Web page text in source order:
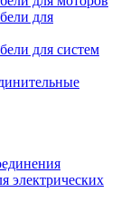
для
для систем
электрических